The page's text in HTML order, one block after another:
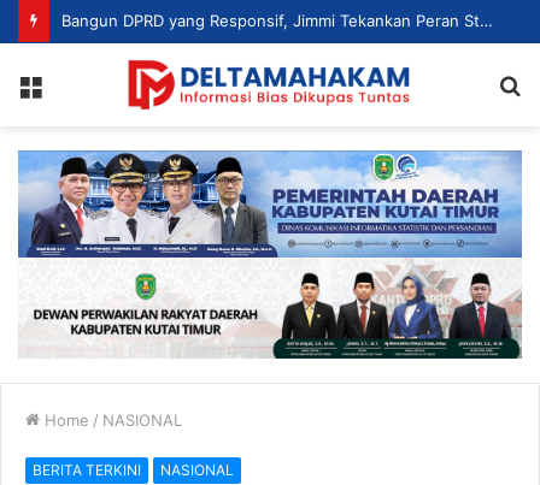
Bangun DPRD yang Responsif, Jimmi Tekankan Peran Strategis Tenaga Ahli dalam Penyusunan Kebijakan
Home / NASIONAL
BERITA TERKINI NASIONAL